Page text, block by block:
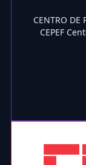
CENTRO DE
CEPEF